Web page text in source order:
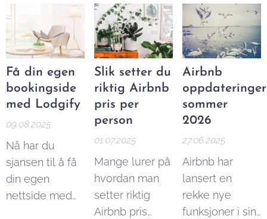
ved å
annonsere på
flere steder.
English version:
Alternatives to
Airbnb
at man kan
tjene
ubegrenset
ved å leie ut på
Airbnb fordi du
selv setter
prisen. Du må
høyde for
faktorer som
beliggenhet,
type bolig,
tilreisende
sammenlignet
med
sommeren,
finnes det gode
muligheter for
å få leid ut på
Airbnb på
vinteren. Her er
mine beste
tips:
tjenestene du
kan tilby:
Få din egen
bookingside
med Lodgify
09.08.2025
Nå har du
sjansen til å få
din egen
nettside med
Slik setter du
riktig Airbnb
pris per
person
01.07.2025
Mange lurer på
hvordan man
setter riktig
Airbnb pris
Airbnb
oppdateringer
sommer
2026
27.06.2025
Airbnb har
lansert en
rekke nye
funksjoner i sin